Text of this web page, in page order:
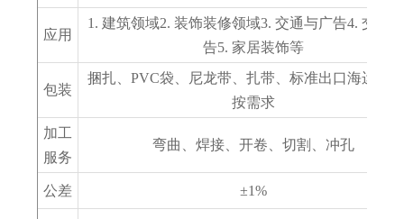
应用
1. 建筑领域2. 装饰装修领域3. 交通与广告4. 交通
告5. 家居装饰等
包装
捆扎、PVC袋、尼龙带、扎带、标准出口海运包
按需求
加工
服务
弯曲、焊接、开卷、切割、冲孔
公差 ±1%